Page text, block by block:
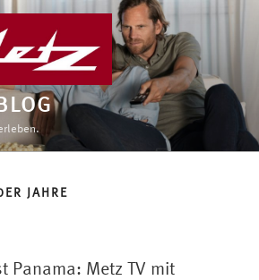
JAHRE
Panama: Metz TV mit